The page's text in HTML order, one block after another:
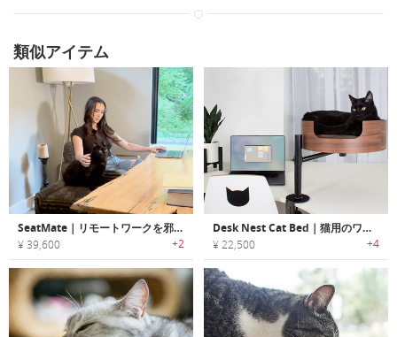
類似アイテム
SeatMate｜リモートワークを邪魔されずペットと共に！ベット用のオフィスシート
¥ 39,600 +2
Desk Nest Cat Bed｜猫用のワークスペースベッド
¥ 22,500 +4